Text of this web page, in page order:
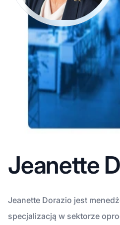
Jeanette
Jeanette Dorazio jest
specjalizacją w sektorze